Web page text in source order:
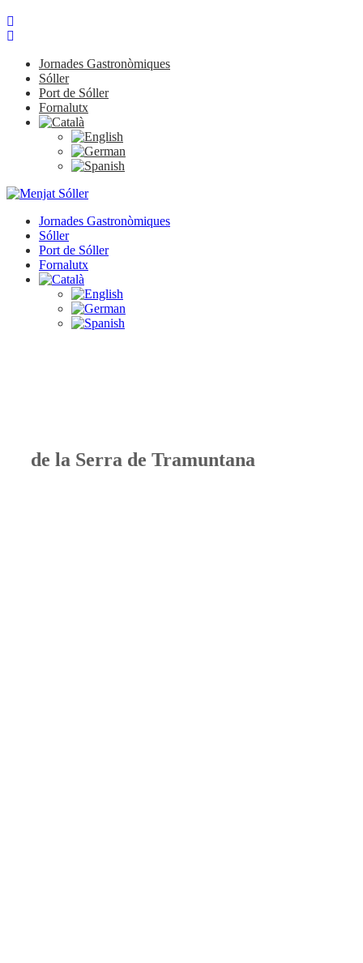
Jornades Gastronòmiques
Sóller
Port de Sóller
Fornalutx
Jornades Gastronòmiques
Sóller
Port de Sóller
Fornalutx
de la Serra de Tramuntana